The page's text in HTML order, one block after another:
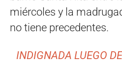
miércoles y la
no tiene precedentes.
INDIGNADA LUEGO